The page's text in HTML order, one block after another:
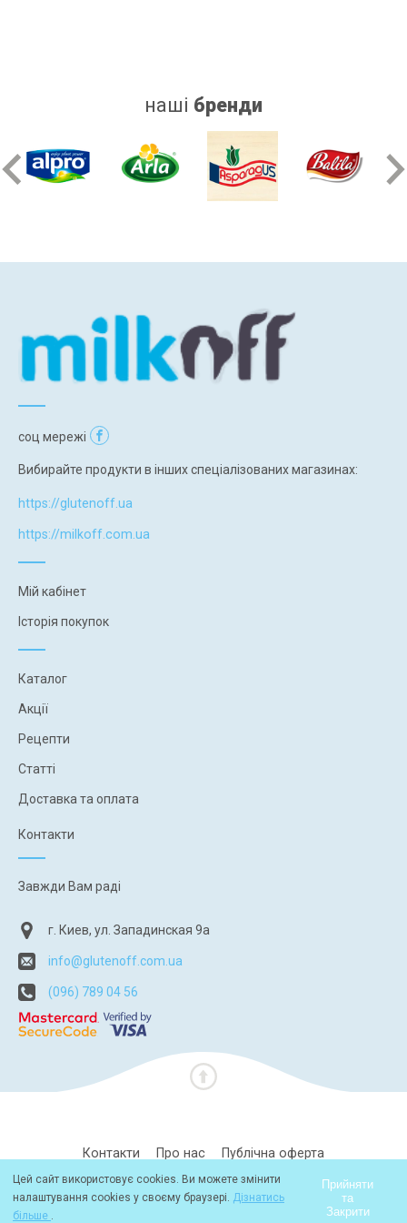
наші бренди
соц мережі
Вибирайте продукти в інших спеціалізованих магазинах:
https://glutenoff.ua
https://milkoff.com.ua
Мій кабінет
Історія покупок
Каталог
Акції
Рецепти
Статті
Доставка та оплата
Контакти
Завжди Вам раді
г. Киев, ул. Западинская 9а
info@glutenoff.com.ua
(096) 789 04 56
Контакти Про нас Публічна оферта
Політика конфіденційності
Цей сайт використовує cookies. Ви можете змінити
налаштування cookies у своєму браузері. Дізнатись
більше .
Прийняти
та
Закрити